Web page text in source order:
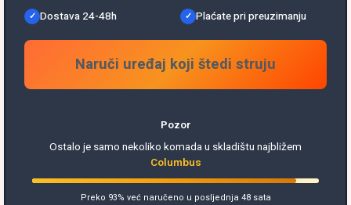
Dostava 24-48h
Plaćate pri preuzimanju
Naruči uređaj koji štedi struju
Pozor
Ostalo je samo nekoliko komada u skladištu najbližem
Columbus
Preko 93% već naručeno u posljednja 48 sata